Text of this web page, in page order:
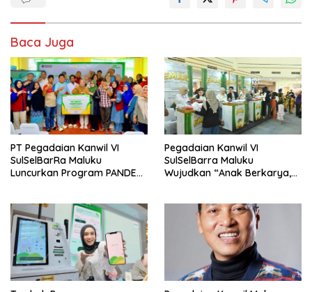
Baca Juga
PT Pegadaian Kanwil VI
SulSelBarRa Maluku
Luncurkan Program PANDE
Pegadaian Kanwil VI
SulSelBarra Maluku
Wujudkan “Anak Berkarya,